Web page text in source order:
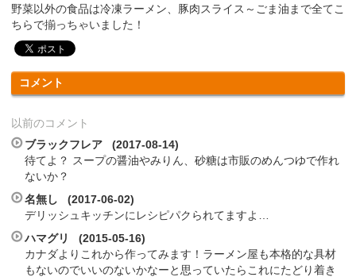
野菜以外の食品は冷凍ラーメン、豚肉スライス～ごま油まで全てこ
ちらで揃っちゃいました！
コメント
以前のコメント
ブラックフレア (2017-08-14)
待てよ？ スープの醤油やみりん、砂糖は市販のめんつゆで作れ
ないか？
名無し (2017-06-02)
デリッシュキッチンにレシピパクられてますよ…
ハマグリ (2015-05-16)
カナダよりこれから作ってみます！ラーメン屋も本格的な具材
もないのでいいのないかなーと思っていたらこれにたどり着き